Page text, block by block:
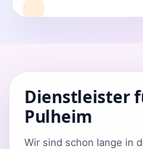
Dienstleister
Pulheim
Wir sind schon lange in